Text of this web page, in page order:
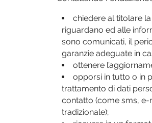
chiedere al titolare
riguardano ed alle
sono comunicati, il
garanzie adeguate in
ottenere
opporsi in tutto o in
trattamento di dati
contatto (come sms, e-
tradizionale);